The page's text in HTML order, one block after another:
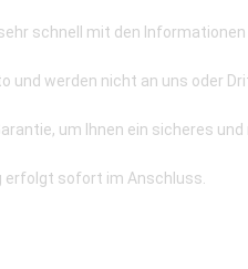
schnell mit den
und werden nicht an uns oder
um Ihnen ein sicheres
erfolgt sofort im Anschluss.